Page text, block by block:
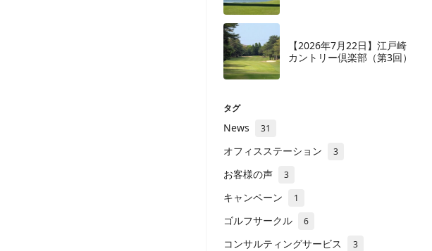
【2026年7月22日】江戸崎
カントリー倶楽部（第3回）
タグ
News 31
オフィスステーション 3
お客様の声 3
キャンペーン 1
ゴルフサークル 6
コンサルティングサービス 3